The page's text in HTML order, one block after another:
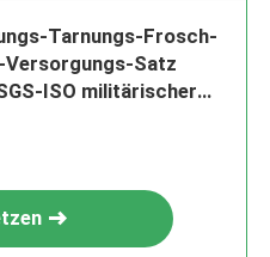
Tarnungs-Frosch-
Versorgungs-Satz
ISO militärischer